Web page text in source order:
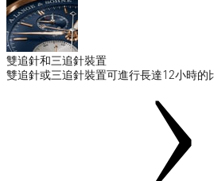
雙追針和三追針裝置
雙追針或三追針裝置可進行長達12小時的